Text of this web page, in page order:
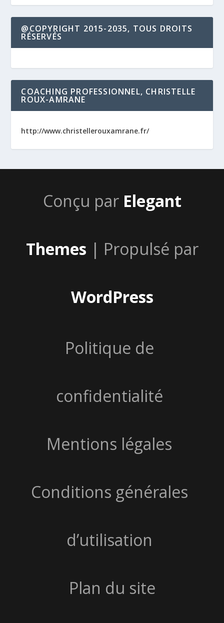
@COPYRIGHT 2015-2035, TOUS DROITS
RÉSERVÉS
COACHING PROFESSIONNEL, CHRISTELLE
ROUX-AMRANE
http://www.christellerouxamrane.fr/
Conçu par Elegant
Themes | Propulsé par
WordPress
Politique de
confidentialité
Mentions légales
Conditions générales
d’utilisation
Plan du site